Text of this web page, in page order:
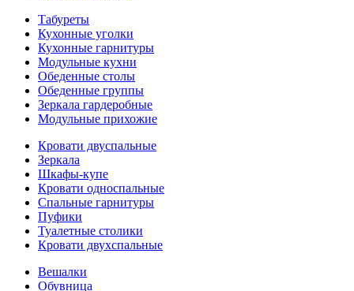
Табуреты
Кухонные уголки
Кухонные гарнитуры
Модульные кухни
Обеденные столы
Обеденные группы
Зеркала гардеробные
Модульные прихожие
Кровати двуспальные
Зеркала
Шкафы-купе
Кровати односпальные
Спальные гарнитуры
Пуфики
Туалетные столики
Кровати двухспальные
Вешалки
Обувница